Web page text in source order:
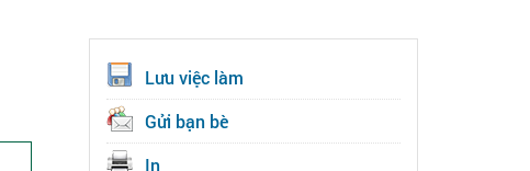
Lưu việc làm
Gửi bạn bè
In